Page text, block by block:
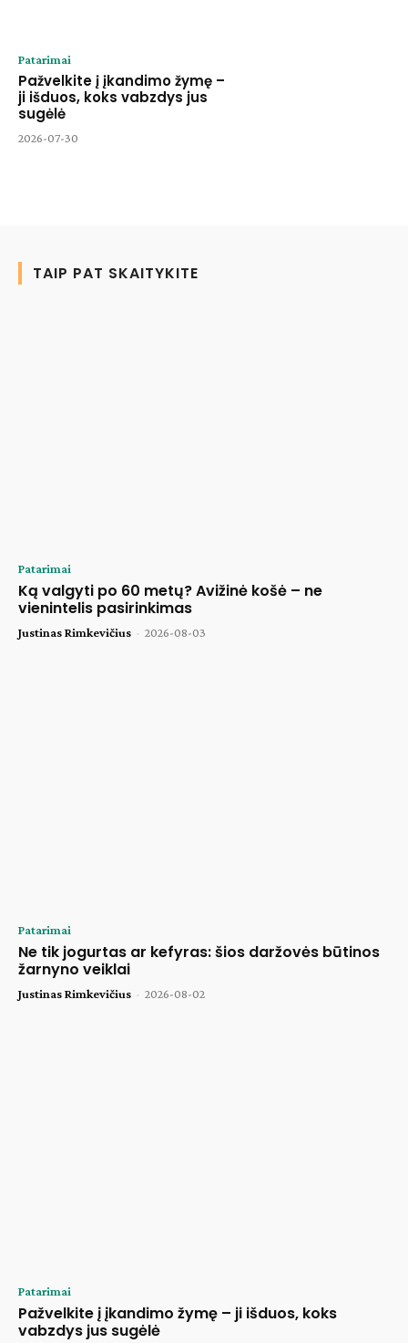
Patarimai
Pažvelkite į įkandimo žymę –
ji išduos, koks vabzdys jus
sugėlė
2026-07-30
TAIP PAT SKAITYKITE
Patarimai
Ką valgyti po 60 metų? Avižinė košė – ne
vienintelis pasirinkimas
Justinas Rimkevičius - 2026-08-03
Patarimai
Ne tik jogurtas ar kefyras: šios daržovės būtinos
žarnyno veiklai
Justinas Rimkevičius - 2026-08-02
Patarimai
Pažvelkite į įkandimo žymę – ji išduos, koks
vabzdys jus sugėlė